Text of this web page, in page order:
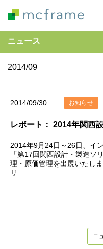
ニュース
2014/09
2014/09/30 お知らせ
レポート： 2014年関⻄
2014年9月24日～26日、イ
「第17回関西設計・製造ソ
理・原価管理を出展いたし
リ……
ニ